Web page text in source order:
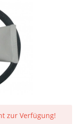
zur Verfügung!